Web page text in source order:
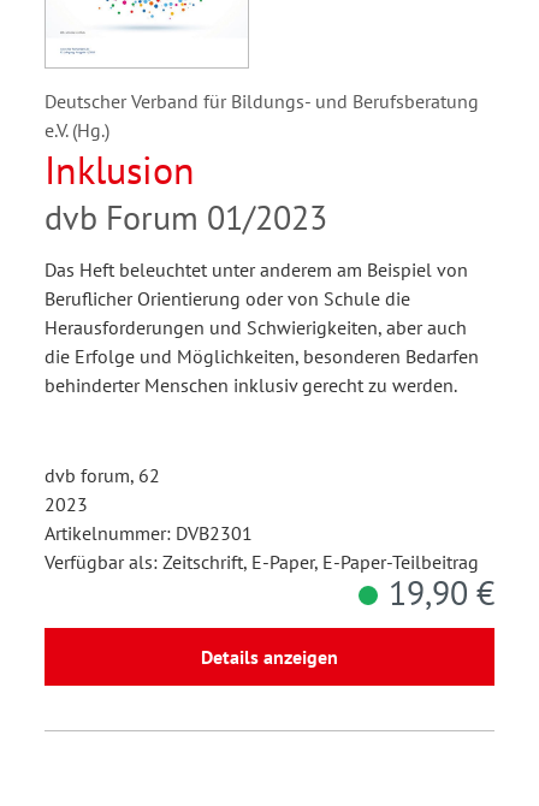
Deutscher Verband für Bildungs- und Berufsberatung
e.V. (Hg.)
Inklusion
dvb Forum 01/2023
Das Heft beleuchtet unter anderem am Beispiel von
Beruflicher Orientierung oder von Schule die
Herausforderungen und Schwierigkeiten, aber auch
die Erfolge und Möglichkeiten, besonderen Bedarfen
behinderter Menschen inklusiv gerecht zu werden.
dvb forum, 62
2023
Artikelnummer: DVB2301
Verfügbar als: Zeitschrift, E-Paper, E-Paper-Teilbeitrag
19,90 €
Details anzeigen